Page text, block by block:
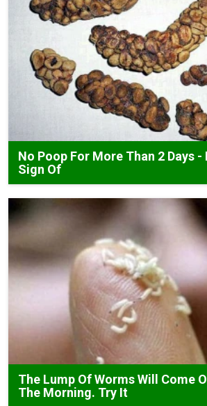
No Poop For More Than 2 Days
Sign Of
The Lump Of Worms Will Come
The Morning. Try It